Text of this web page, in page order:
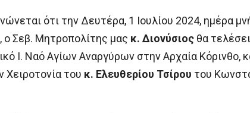
ότι την Δευτέρα, 1 Ιουλίου 2024, ημέρα
Σεβ. Μητροπολίτης μας κ. Διονύσιοςθα
Ι. Ναό Αγίων Αναργύρων στην Αρχαία Κόρινθο,
Χειροτονία του κ. Ελευθερίου Τσίρου του